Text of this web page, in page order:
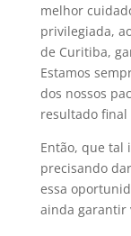
melhor
privilegiada,
de Curitiba,
Estamos
dos nossos
resultado
Então, que tal
precisando
essa
ainda garantir